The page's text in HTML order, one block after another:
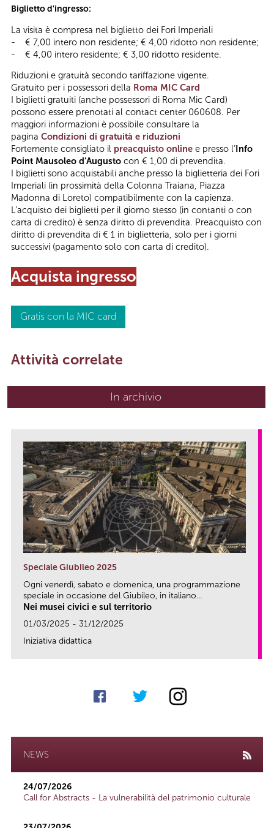
Biglietto d'ingresso:
La visita è compresa nel biglietto dei Fori Imperiali
- € 7,00 intero non residente; € 4,00 ridotto non residente;
- € 4,00 intero residente; € 3,00 ridotto residente.
Riduzioni e gratuità secondo tariffazione vigente.
Gratuito per i possessori della Roma MIC Card
I biglietti gratuiti (anche possessori di Roma Mic Card)
possono essere prenotati al contact center 060608. Per
maggiori informazioni è possibile consultare la
pagina Condizioni di gratuità e riduzioni
Fortemente consigliato il preacquisto online e presso l’Info
Point Mausoleo d’Augusto con € 1,00 di prevendita.
I biglietti sono acquistabili anche presso la biglietteria dei Fori
Imperiali (in prossimità della Colonna Traiana, Piazza
Madonna di Loreto) compatibilmente con la capienza.
L’acquisto dei biglietti per il giorno stesso (in contanti o con
carta di credito) è senza diritto di prevendita. Preacquisto con
diritto di prevendita di € 1 in biglietteria, solo per i giorni
successivi (pagamento solo con carta di credito).
Acquista ingresso
Gratis con la MIC card
Attività correlate
In archivio
Speciale Giubileo 2025
Ogni venerdì, sabato e domenica, una programmazione
speciale in occasione del Giubileo, in italiano...
Nei musei civici e sul territorio
01/03/2025 - 31/12/2025
Iniziativa didattica
NEWS
24/07/2026
Call for Abstracts - La vulnerabilità del patrimonio culturale